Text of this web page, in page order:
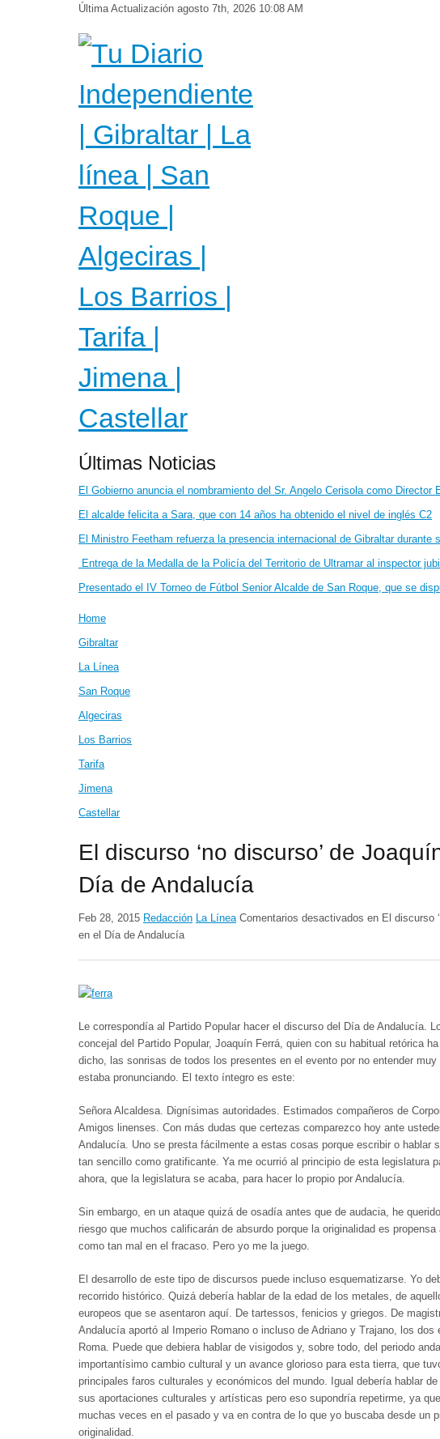
Última Actualización agosto 7th, 2026 10:08 AM
Últimas Noticias
El Gobierno anuncia el nombramiento del Sr. Angelo Cerisola como
El alcalde felicita a Sara, que con 14 años ha obtenido el nivel de inglés C2
El Ministro Feetham refuerza la presencia internacional de Gibraltar durante
Entrega de la Medalla de la Policía del Territorio de Ultramar al inspector
Presentado el IV Torneo de Fútbol Senior Alcalde de San Roque, que se
Home
Gibraltar
La Línea
San Roque
Algeciras
Los Barrios
Tarifa
Jimena
Castellar
El discurso ‘no discurso’ de
Día de Andalucía
Feb 28, 2015 Redacción La Línea Comentarios desactivados en El discurso
en el Día de Andalucía
Le correspondía al Partido Popular hacer el discurso del Día de Andalucía.
concejal del Partido Popular, Joaquín Ferrá, quien con su habitual retórica
dicho, las sonrisas de todos los presentes en el evento por no entender
estaba pronunciando. El texto íntegro es este:
Señora Alcaldesa. Dignísimas autoridades. Estimados compañeros de
Amigos linenses. Con más dudas que certezas comparezco hoy ante
Andalucía. Uno se presta fácilmente a estas cosas porque escribir o hablar
tan sencillo como gratificante. Ya me ocurrió al principio de esta legislatura
ahora, que la legislatura se acaba, para hacer lo propio por Andalucía.
Sin embargo, en un ataque quizá de osadía antes que de audacia, he
riesgo que muchos calificarán de absurdo porque la originalidad es
como tan mal en el fracaso. Pero yo me la juego.
El desarrollo de este tipo de discursos puede incluso esquematizarse. Yo
recorrido histórico. Quizá debería hablar de la edad de los metales, de
europeos que se asentaron aquí. De tartessos, fenicios y griegos. De
Andalucía aportó al Imperio Romano o incluso de Adriano y Trajano, los dos
Roma. Puede que debiera hablar de visigodos y, sobre todo, del periodo
importantísimo cambio cultural y un avance glorioso para esta tierra, que
principales faros culturales y económicos del mundo. Igual debería hablar
sus aportaciones culturales y artísticas pero eso supondría repetirme, ya
muchas veces en el pasado y va en contra de lo que yo buscaba desde un
originalidad.